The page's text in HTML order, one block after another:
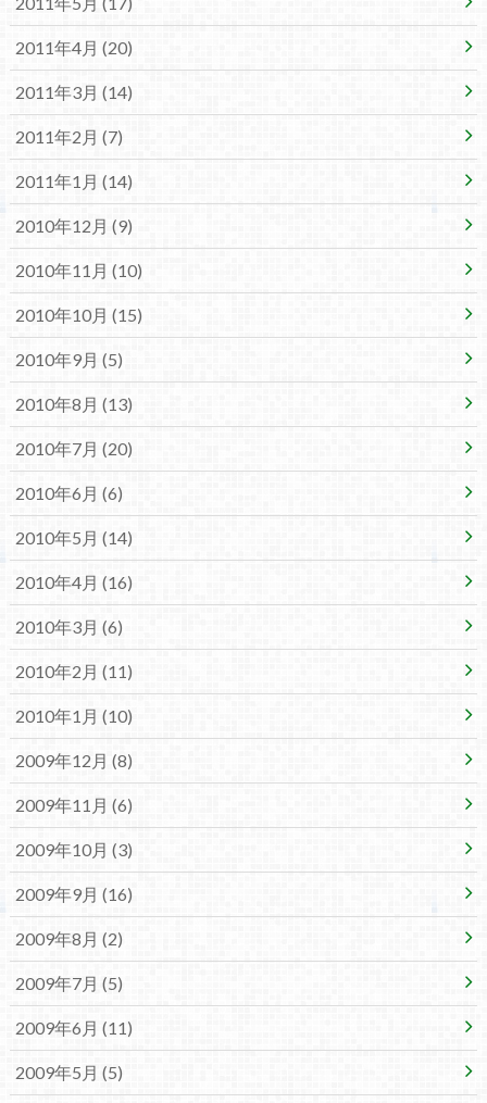
2011年4月 (20)
2011年3月 (14)
2011年2月 (7)
2011年1月 (14)
2010年12月 (9)
2010年11月 (10)
2010年10月 (15)
2010年9月 (5)
2010年8月 (13)
2010年7月 (20)
2010年6月 (6)
2010年5月 (14)
2010年4月 (16)
2010年3月 (6)
2010年2月 (11)
2010年1月 (10)
2009年12月 (8)
2009年11月 (6)
2009年10月 (3)
2009年9月 (16)
2009年8月 (2)
2009年7月 (5)
2009年6月 (11)
2009年5月 (5)